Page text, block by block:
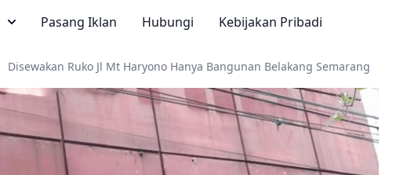
Pasang Iklan Hubungi Kebijakan Pribadi
Disewakan Ruko Jl Mt Haryono Hanya Bangunan Belakang Semarang